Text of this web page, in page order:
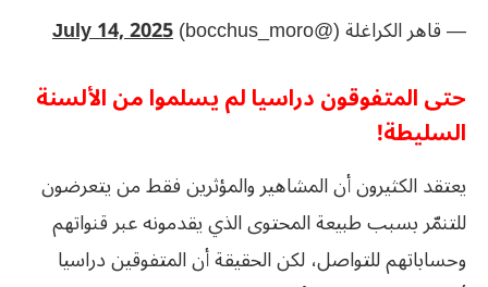
— قاهر الكراغلة (@bocchus_moro)
July 14, 2025
حتى المتفوقون دراسيا لم يسلموا من الألسنة
السليطة!
يعتقد الكثيرون أن المشاهير والمؤثرين فقط من يتعرضون
للتنمّر بسبب طبيعة المحتوى الذي يقدمونه عبر قنواتهم
وحساباتهم للتواصل، لكن الحقيقة أن المتفوقين دراسيا